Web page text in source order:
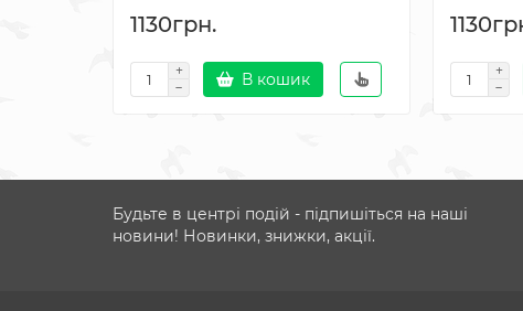
1130грн.
В кошик
Будьте в центрі подій - підпишіться на наші
новини! Новинки, знижки, акції.